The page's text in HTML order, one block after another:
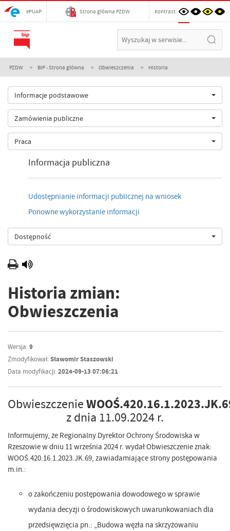
ePUAP Strona główna PZDW Kontrast:
PZDW BIP - Strona główna Obwieszczenia Historia
Informacje podstawowe
Zamówienia publiczne
Praca
Informacja publiczna
Udostępnianie informacji publicznej na wniosek
Ponowne wykorzystanie informacji
Dostępność
Historia zmian:
Obwieszczenia
Wersja:9
Zmodyfikował:Sławomir Staszowski
Data modyfikacji:2024-09-13 07:06:21
Obwieszczenie
z dnia 11.09.2024 r.
Informujemy, że Regionalny Dyrektor Ochrony Środowiska w
Rzeszowie w dniu 11 września 2024 r. wydał Obwieszczenie znak:
WOOŚ.420.16.1.2023.JK.69, zawiadamiające strony postępowania
m.in.:
o zakończeniu postępowania dowodowego w sprawie
wydania decyzji o środowiskowych uwarunkowaniach dla
przedsięwzięcia pn.: „Budowa węzła na skrzyżowaniu